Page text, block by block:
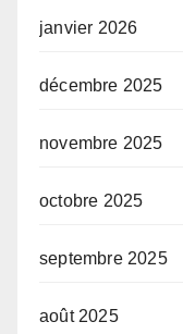
janvier 2026
décembre 2025
novembre 2025
octobre 2025
septembre 2025
août 2025